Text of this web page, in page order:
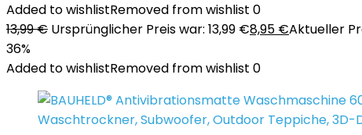
Added to wishlistRemoved from wishlist 0
13,99€ Ursprünglicher Preis war: 13,99 €8,95 €Aktueller
36%
Added to wishlistRemoved from wishlist 0